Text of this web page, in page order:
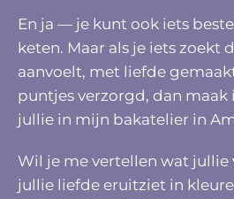
En ja — je kunt ook iets
keten. Maar als je iets zoekt
aanvoelt, met liefde
puntjes verzorgd, dan maak
jullie in mijn bakatelier in
Wil je me vertellen wat jullie
jullie liefde eruitziet in